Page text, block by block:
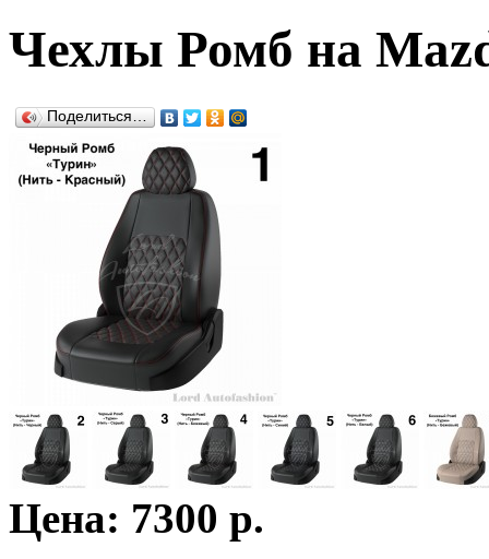
Чехлы Ромб на
Поделиться…
Цена: 7300 р.